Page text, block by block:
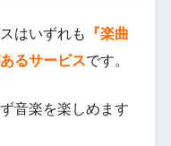
はいずれも
『楽曲
るサービスです。
音楽を楽しめます